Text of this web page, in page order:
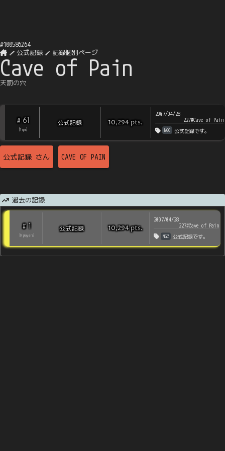
#100586264
公式記録
記録個別ページ
Cave of Pain
天罰の穴
# 61
? rps]
公式記録 10,294 pts.
2007/04/28
227#Cave of Pain
NGC 公式記録です。
公式記録 さん CAVE OF PAIN
過去の記録
# 1
0 players
公式記録 10,294pts.
2007/04/28
227#Cave of Pain
NGC 公式記録です。